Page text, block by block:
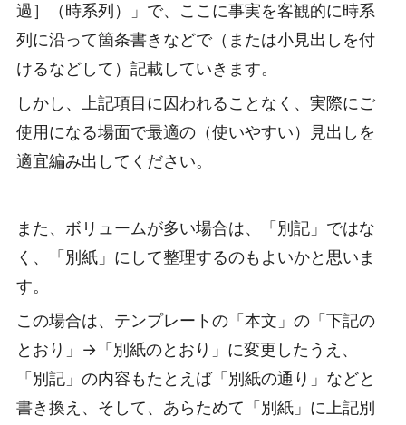
過］（時系列）」で、ここに事実を客観的に時系
列に沿って箇条書きなどで（または小見出しを付
けるなどして）記載していきます。
しかし、上記項目に囚われることなく、実際にご
使用になる場面で最適の（使いやすい）見出しを
適宜編み出してください。
また、ボリュームが多い場合は、「別記」ではな
く、「別紙」にして整理するのもよいかと思いま
す。
この場合は、テンプレートの「本文」の「下記の
とおり」→「別紙のとおり」に変更したうえ、
「別記」の内容もたとえば「別紙の通り」などと
書き換え、そして、あらためて「別紙」に上記別